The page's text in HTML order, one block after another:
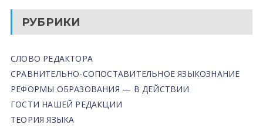
РУБРИКИ
СЛОВО РЕДАКТОРА
СРАВНИТЕЛЬНО-СОПОСТАВИТЕЛЬНОЕ ЯЗЫКОЗНАНИЕ
РЕФОРМЫ ОБРАЗОВАНИЯ — В ДЕЙСТВИИ
ГОСТИ НАШЕЙ РЕДАКЦИИ
ТЕОРИЯ ЯЗЫКА